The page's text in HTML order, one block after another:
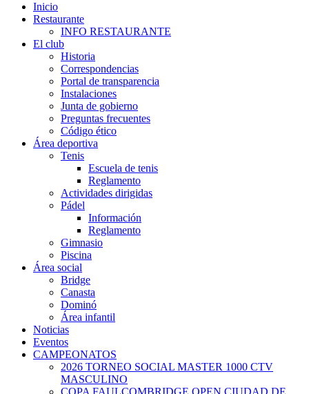
Inicio
Restaurante
INFO RESTAURANTE
El club
Historia
Correspondencias
Portal de transparencia
Instalaciones
Junta de gobierno
Preguntas frecuentes
Código ético
Área deportiva
Tenis
Escuela de tenis
Reglamento
Actividades dirigidas
Pádel
Información
Reglamento
Gimnasio
Piscina
Área social
Bridge
Canasta
Dominó
Área infantil
Noticias
Eventos
CAMPEONATOS
2026 TORNEO SOCIAL MASTER 1000 CTV
MASCULINO